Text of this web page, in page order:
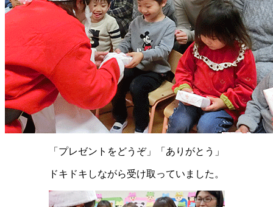
「プレゼントをどうぞ」「ありがとう」
ドキドキしながら受け取っていました。